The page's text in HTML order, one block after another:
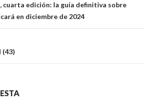
cuarta edición: la guía definitiva sobre
en diciembre de 2024
(43)